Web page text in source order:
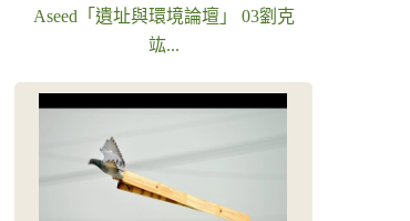
Aseed「遺址與環境論壇」 03劉克
竑...